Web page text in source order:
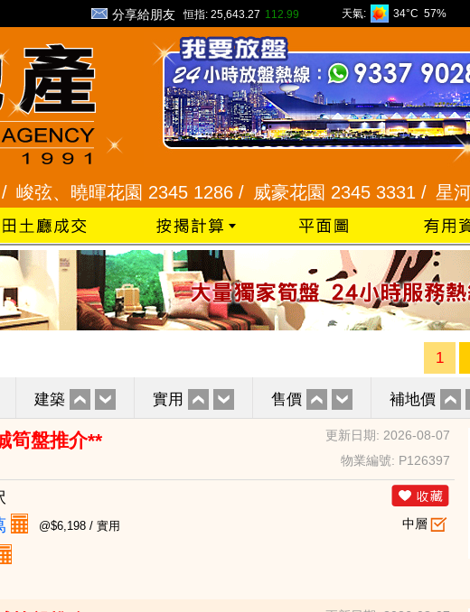
分享給朋友 恒指: 25,643.27 112.99 天氣: 34°C 57%
曉暉花園 2345 1286 / 威豪花園 2345 3331 /星河明居
1
建築 實用 售價 補地價
筍盤推介**
更新日期: 2026-08-07
物業編號: P126397
@$6,198 / 實用 中層